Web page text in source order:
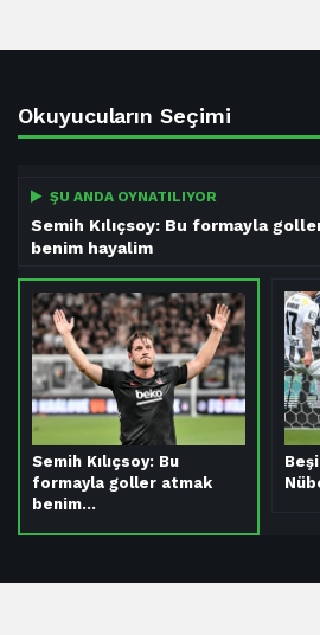
Okuyucuların Seçimi
ŞU ANDA OYNATILIYOR
Semih Kılıçsoy: Bu formayla
benim hayalim
Semih Kılıçsoy: Bu
formayla goller atmak
benim…